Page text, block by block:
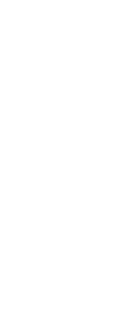
Sie Ihre Idee.